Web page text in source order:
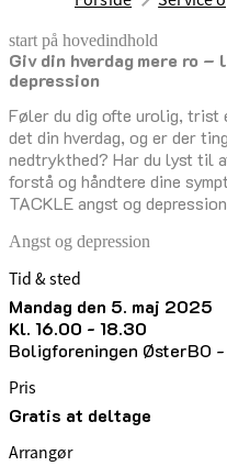
start på hovedindhold
Giv din hverdag mere ro
depression
Føler du dig ofte urolig, trist
det din hverdag, og er der
nedtrykthed? Har du lyst til
forstå og håndtere dine
TACKLE angst og
senest opdateret 5. maj 2025
Angst og depression
Tid & sted
mandag den 5. maj 2025
kl. 16.00 - 18.30
Boligforeningen ØsterBO
Pris
Gratis at deltage
Arrangør